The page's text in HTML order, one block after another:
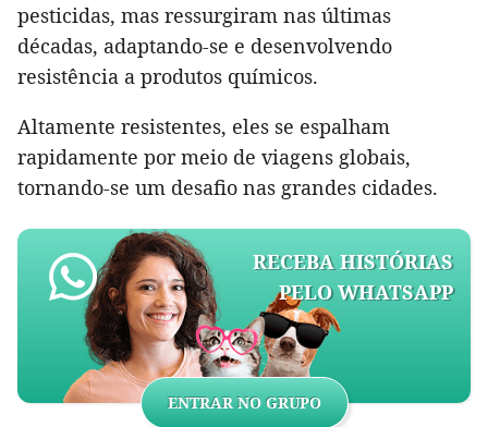
pesticidas, mas ressurgiram nas últimas
décadas, adaptando-se e desenvolvendo
resistência a produtos químicos.
Altamente resistentes, eles se espalham
rapidamente por meio de viagens globais,
tornando-se um desafio nas grandes cidades.
RECEBA HISTÓRIAS
PELO WHATSAPP
ENTRAR NO GRUPO